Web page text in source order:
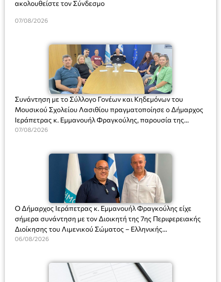
ακολουθείστε τον Σύνδεσμο
07/08/2026
Συνάντηση με το Σύλλογο Γονέων και Κηδεμόνων του
Μουσικού Σχολείου Λασιθίου πραγματοποίησε ο Δήμαρχος
Ιεράπετρας κ. Εμμανουήλ Φραγκούλης, παρουσία της
Διευθύντριας του σχολείου κας Μαριάννας Χαΐτα.
07/08/2026
Ο Δήμαρχος Ιεράπετρας κ. Εμμανουήλ Φραγκούλης είχε
σήμερα συνάντηση με τον Διοικητή της 7ης Περιφερειακής
Διοίκησης του Λιμενικού Σώματος – Ελληνικής
Ακτοφυλακής (Λ.Σ.-ΕΛ.ΑΚΤ.), Αρχιπλοίαρχο Λ.Σ. κ. Ιωάννη
06/08/2026